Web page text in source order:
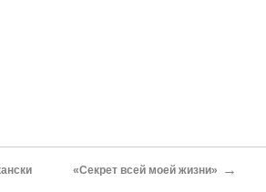
«Секрет всей моей жизни» →